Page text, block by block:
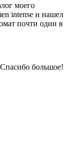
моего
intense и нашел
почти один в
большое!